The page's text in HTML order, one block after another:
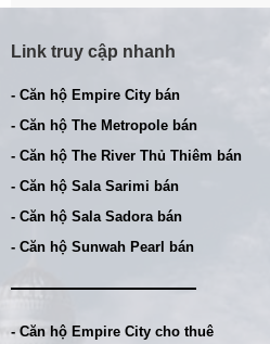
Link truy cập nhanh
- Căn hộ Empire City bán
- Căn hộ The Metropole bán
- Căn hộ The River Thủ Thiêm bán
- Căn hộ Sala Sarimi bán
- Căn hộ Sala Sadora bán
- Căn hộ Sunwah Pearl bán
- Căn hộ Empire City cho thuê